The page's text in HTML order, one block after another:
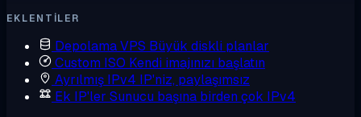
EKLENTILER
Depolama VPS Büyük diskli planlar
Custom ISO Kendi imajınızı başlatın
Ayrılmış IPv4 IP'niz, paylaşımsız
Ek IP'ler Sunucu başına birden çok IPv4